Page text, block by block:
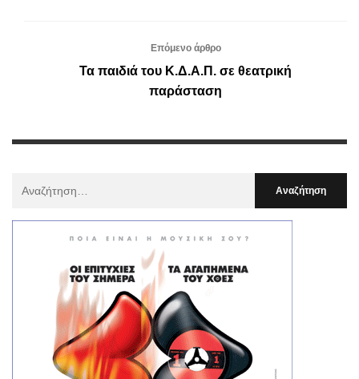
Επόμενο άρθρο
Τα παιδιά του Κ.Δ.Α.Π. σε θεατρική
παράσταση
: